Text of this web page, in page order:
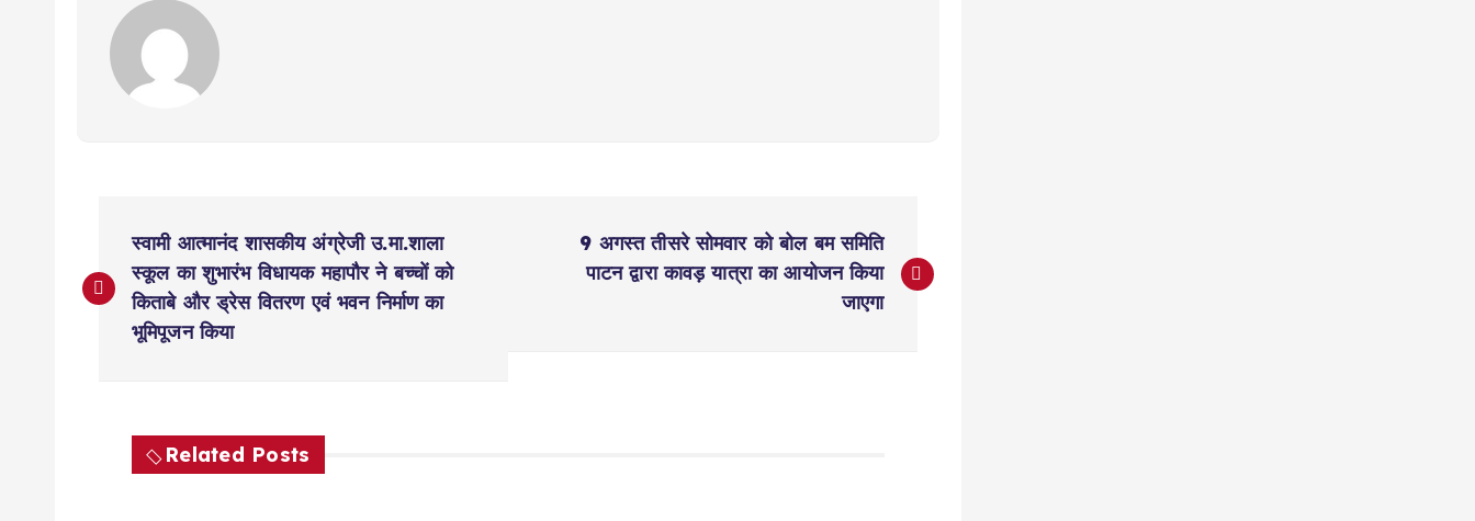
o
स्वामी आत्मानंद शासकीय अंग्रेजी उ.मा.शाला
स्कूल का शुभारंभ विधायक महापौर ने बच्चों को
किताबे और ड्रेस वितरण एवं भवन निर्माण का
भूमिपूजन किया
9 अगस्त तीसरे सोमवार को बोल बम समिति
पाटन द्वारा कावड़ यात्रा का आयोजन किया
जाएगा
Related Posts